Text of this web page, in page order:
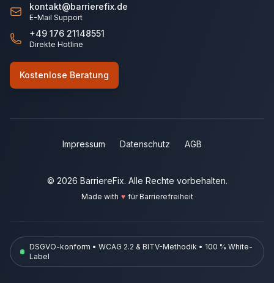
kontakt@barrierefix.de
E-Mail Support
+49 176 21148551
Direkte Hotline
Kostenlose Beratung
Impressum Datenschutz AGB
© 2026 BarriereFix. Alle Rechte vorbehalten.
Made with ♥ für Barrierefreiheit
DSGVO-konform • WCAG 2.2 & BITV-Methodik • 100 % White-
Label